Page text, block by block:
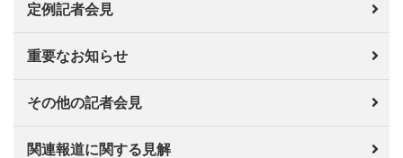
定例記者会見
重要なお知らせ
その他の記者会見
関連報道に関する見解